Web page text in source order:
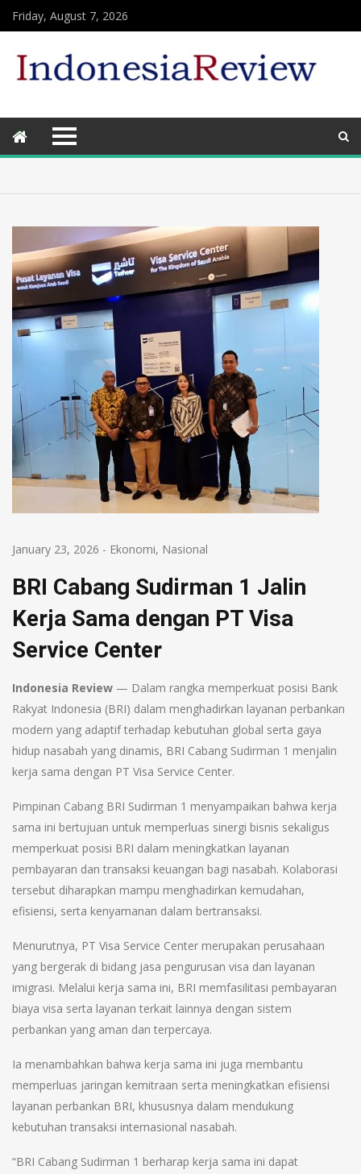
Friday, August 7, 2026
January 23, 2026 - Ekonomi, Nasional
BRI Cabang Sudirman 1 Jalin
Kerja Sama dengan PT Visa
Service Center
Indonesia Review — Dalam rangka memperkuat posisi Bank
Rakyat Indonesia (BRI) dalam menghadirkan layanan perbankan
modern yang adaptif terhadap kebutuhan global serta gaya
hidup nasabah yang dinamis, BRI Cabang Sudirman 1 menjalin
kerja sama dengan PT Visa Service Center.
Pimpinan Cabang BRI Sudirman 1 menyampaikan bahwa kerja
sama ini bertujuan untuk memperluas sinergi bisnis sekaligus
memperkuat posisi BRI dalam meningkatkan layanan
pembayaran dan transaksi keuangan bagi nasabah. Kolaborasi
tersebut diharapkan mampu menghadirkan kemudahan,
efisiensi, serta kenyamanan dalam bertransaksi.
Menurutnya, PT Visa Service Center merupakan perusahaan
yang bergerak di bidang jasa pengurusan visa dan layanan
imigrasi. Melalui kerja sama ini, BRI memfasilitasi pembayaran
biaya visa serta layanan terkait lainnya dengan sistem
perbankan yang aman dan terpercaya.
Ia menambahkan bahwa kerja sama ini juga membantu
memperluas jaringan kemitraan serta meningkatkan efisiensi
layanan perbankan BRI, khususnya dalam mendukung
kebutuhan transaksi internasional nasabah.
“BRI Cabang Sudirman 1 berharap kerja sama ini dapat